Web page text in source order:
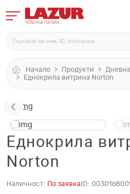
Начало Продукти Дневна
Еднокрила витрина Norton
Еднокрила
Norton
Наличност: По заявка ID: